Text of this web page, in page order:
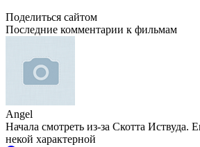
Поделиться сайтом
Последние комментарии к фильмам
Angel
Начала смотреть из-за Скотта Иствуда.
некой характерной